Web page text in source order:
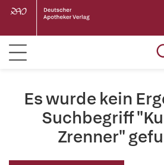
Es wurde kein
Suchbegriff
Zrenner"